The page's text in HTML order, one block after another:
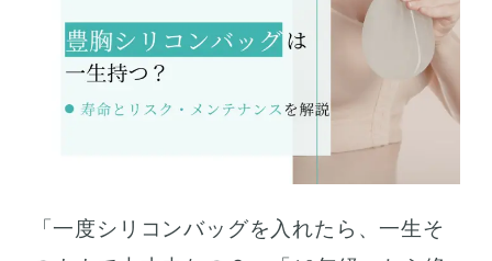
「一度シリコンバッグを入れたら、一生そ